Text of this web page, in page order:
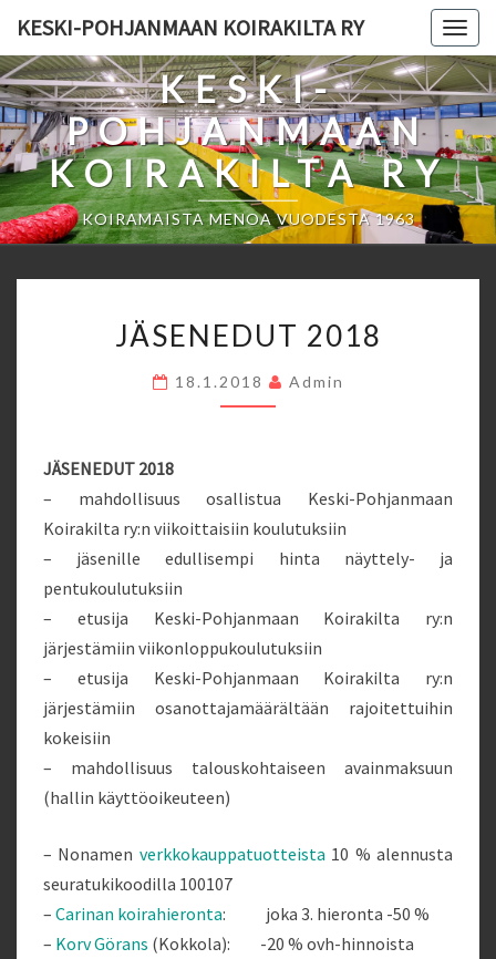
content
KESKI-POHJANMAAN KOIRAKILTA RY
KESKI-
POHJANMAAN
KOIRAKILTA RY
KOIRAMAISTA MENOA VUODESTA 1963
2018
JÄSENEDUT 2018
18.1.2018 Admin
JÄSENEDUT 2018
– mahdollisuus osallistua Keski-Pohjanmaan
Koirakilta ry:n viikoittaisiin koulutuksiin
– jäsenille edullisempi hinta näyttely- ja
pentukoulutuksiin
– etusija Keski-Pohjanmaan Koirakilta ry:n
järjestämiin viikonloppukoulutuksiin
– etusija Keski-Pohjanmaan Koirakilta ry:n
järjestämiin osanottajamäärältään rajoitettuihin
kokeisiin
– mahdollisuus talouskohtaiseen avainmaksuun
(hallin käyttöoikeuteen)
– Nonamen verkkokauppatuotteista 10 % alennusta
seuratukikoodilla 100107
– Carinan koirahieronta: joka 3. hieronta -50 %
– Korv Görans (Kokkola): -20 % ovh-hinnoista